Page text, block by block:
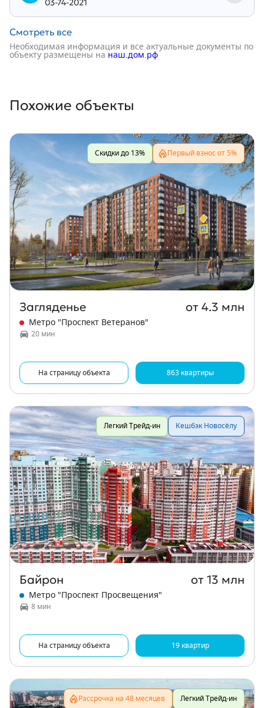
03-74-2021
Смотреть все
Необходимая информация и все актуальные документы по
объекту размещены на наш.дом.рф
Похожие объекты
Скидки до 13% Первый взнос от 5%
Загляденье от 4.3 млн
Метро "Проспект Ветеранов"
20 мин
На страницу объекта 863 квартиры
Легкий Трейд-ин Кешбэк Новосёлу
Байрон от 13 млн
Метро "Проспект Просвещения"
8 мин
На страницу объекта 19 квартир
Рассрочка на 48 месяцев Легкий Трейд-ин